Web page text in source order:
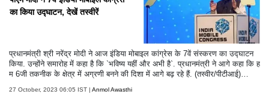
का किया उद्घाटन, देखें तस्वीरें
प्रधानमंत्री श्री नरेंद्र मोदी ने आज इंडिया मोबाइल कांग्रेस के 7वें संस्करण का उद्घाटन
किया. उन्होंने समारोह में कहा है कि `भविष्य यहीं और अभी है`. प्रधानमंत्री ने आगे कहा कि ह
म 6जी तकनीक के क्षेत्र में अग्रणी बनने की दिशा में आगे बढ़ रहे हैं. (तस्वीर/पीटीआई)
27 October, 2023 06:05 IST | Anmol Awasthi